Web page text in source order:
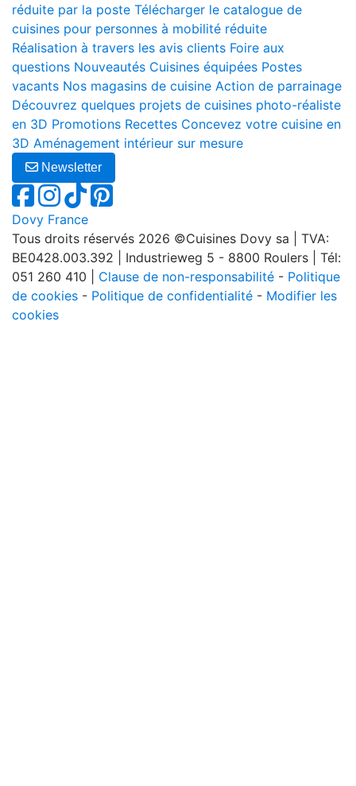
réduite par la poste Télécharger le catalogue de
cuisines pour personnes à mobilité réduite
Réalisation à travers les avis clients Foire aux
questions Nouveautés Cuisines équipées Postes
vacants Nos magasins de cuisine Action de parrainage
Découvrez quelques projets de cuisines photo-réaliste
en 3D Promotions Recettes Concevez votre cuisine en
3D Aménagement intérieur sur mesure
Newsletter
Dovy France
Tous droits réservés 2026 ©Cuisines Dovy sa | TVA:
BE0428.003.392 | Industrieweg 5 - 8800 Roulers | Tél:
051 260 410 | Clause de non-responsabilité - Politique
de cookies - Politique de confidentialité - Modifier les
cookies